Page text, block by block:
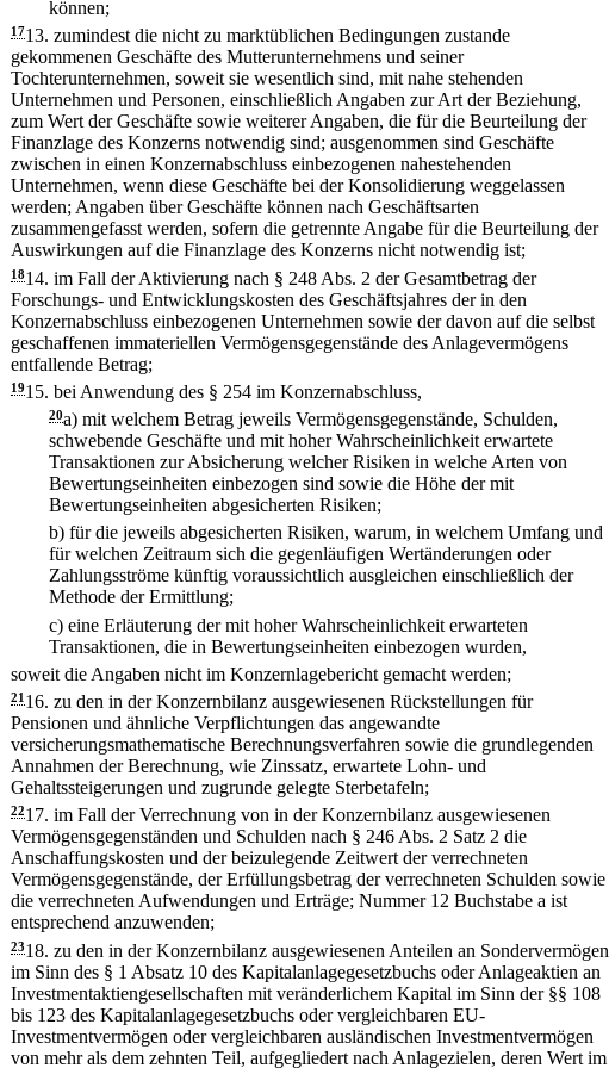
können;
1713. zumindest die nicht zu marktüblichen Bedingungen zustande
gekommenen Geschäfte des Mutterunternehmens und seiner
Tochterunternehmen, soweit sie wesentlich sind, mit nahe stehenden
Unternehmen und Personen, einschließlich Angaben zur Art der Beziehung,
zum Wert der Geschäfte sowie weiterer Angaben, die für die Beurteilung der
Finanzlage des Konzerns notwendig sind; ausgenommen sind Geschäfte
zwischen in einen Konzernabschluss einbezogenen nahestehenden
Unternehmen, wenn diese Geschäfte bei der Konsolidierung weggelassen
werden; Angaben über Geschäfte können nach Geschäftsarten
zusammengefasst werden, sofern die getrennte Angabe für die Beurteilung der
Auswirkungen auf die Finanzlage des Konzerns nicht notwendig ist;
1814. im Fall der Aktivierung nach § 248 Abs. 2 der Gesamtbetrag der
Forschungs- und Entwicklungskosten des Geschäftsjahres der in den
Konzernabschluss einbezogenen Unternehmen sowie der davon auf die selbst
geschaffenen immateriellen Vermögensgegenstände des Anlagevermögens
entfallende Betrag;
1915. bei Anwendung des § 254 im Konzernabschluss,
20a) mit welchem Betrag jeweils Vermögensgegenstände, Schulden,
schwebende Geschäfte und mit hoher Wahrscheinlichkeit erwartete
Transaktionen zur Absicherung welcher Risiken in welche Arten von
Bewertungseinheiten einbezogen sind sowie die Höhe der mit
Bewertungseinheiten abgesicherten Risiken;
b) für die jeweils abgesicherten Risiken, warum, in welchem Umfang und
für welchen Zeitraum sich die gegenläufigen Wertänderungen oder
Zahlungsströme künftig voraussichtlich ausgleichen einschließlich der
Methode der Ermittlung;
c) eine Erläuterung der mit hoher Wahrscheinlichkeit erwarteten
Transaktionen, die in Bewertungseinheiten einbezogen wurden,
soweit die Angaben nicht im Konzernlagebericht gemacht werden;
21 16. zu den in der Konzernbilanz ausgewiesenen Rückstellungen für
Pensionen und ähnliche Verpflichtungen das angewandte
versicherungsmathematische Berechnungsverfahren sowie die grundlegenden
Annahmen der Berechnung, wie Zinssatz, erwartete Lohn- und
Gehaltssteigerungen und zugrunde gelegte Sterbetafeln;
2217. im Fall der Verrechnung von in der Konzernbilanz ausgewiesenen
Vermögensgegenständen und Schulden nach § 246 Abs. 2 Satz 2 die
Anschaffungskosten und der beizulegende Zeitwert der verrechneten
Vermögensgegenstände, der Erfüllungsbetrag der verrechneten Schulden sowie
die verrechneten Aufwendungen und Erträge; Nummer 12 Buchstabe a ist
entsprechend anzuwenden;
2318. zu den in der Konzernbilanz ausgewiesenen Anteilen an Sondervermögen
im Sinn des § 1 Absatz 10 des Kapitalanlagegesetzbuchs oder Anlageaktien an
Investmentaktiengesellschaften mit veränderlichem Kapital im Sinn der §§ 108
bis 123 des Kapitalanlagegesetzbuchs oder vergleichbaren EU-
Investmentvermögen oder vergleichbaren ausländischen Investmentvermögen
von mehr als dem zehnten Teil, aufgegliedert nach Anlagezielen, deren Wert im